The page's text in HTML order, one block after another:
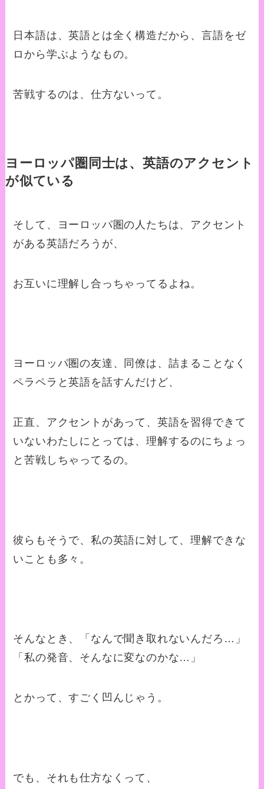
日本語は、英語とは全く構造だから、言語をゼ
ロから学ぶようなもの。
苦戦するのは、仕方ないって。
ヨーロッパ圏同士は、英語のアクセント
が似ている
そして、ヨーロッパ圏の人たちは、アクセント
がある英語だろうが、
お互いに理解し合っちゃってるよね。
ヨーロッパ圏の友達、同僚は、詰まることなく
ペラペラと英語を話すんだけど、
正直、アクセントがあって、英語を習得できて
いないわたしにとっては、理解するのにちょっ
と苦戦しちゃってるの。
彼らもそうで、私の英語に対して、理解できな
いことも多々。
そんなとき、「なんで聞き取れないんだろ…」
「私の発音、そんなに変なのかな…」
とかって、すごく凹んじゃう。
でも、それも仕方なくって、